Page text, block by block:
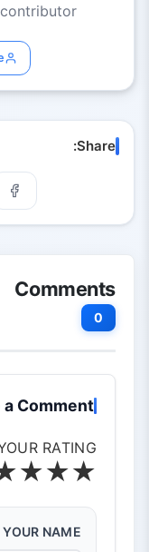
Share:
Comments
0
a Comment
RATING
★
★
★
YOUR NAME